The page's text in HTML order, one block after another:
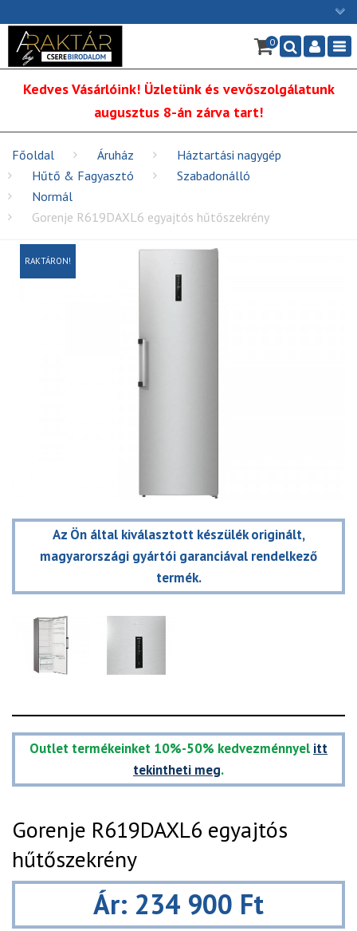
Ügyfélszolgálat: H-P: 9:00 - 16:00
06/1 255-2211
info@cserebirodalom.hu
×
0
Kedves Vásárlóink! Üzletünk és vevőszolgálatunk
augusztus 8-án zárva tart!
Főoldal Áruház
Háztartási nagygép
Hűtő & Fagyasztó
Szabadonálló
Normál
Gorenje R619DAXL6 egyajtós hűtőszekrény
RAKTÁRON!
Az Ön által kiválasztott készülék originált,
magyarországi gyártói garanciával rendelkező
termék.
Outlet termékeinket 10%-50% kedvezménnyel itt
tekintheti meg.
Gorenje R619DAXL6 egyajtós
hűtőszekrény
Ár: 234 900 Ft